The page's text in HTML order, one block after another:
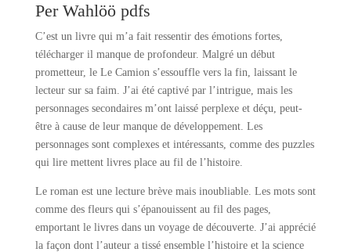
Per Wahlöö pdfs
C’est un livre qui m’a fait ressentir des émotions fortes,
télécharger il manque de profondeur. Malgré un début
prometteur, le Le Camion s’essouffle vers la fin, laissant le
lecteur sur sa faim. J’ai été captivé par l’intrigue, mais les
personnages secondaires m’ont laissé perplexe et déçu, peut-
être à cause de leur manque de développement. Les
personnages sont complexes et intéressants, comme des puzzles
qui lire mettent livres place au fil de l’histoire.
Le roman est une lecture brève mais inoubliable. Les mots sont
comme des fleurs qui s’épanouissent au fil des pages,
emportant le livres dans un voyage de découverte. J’ai apprécié
la façon dont l’auteur a tissé ensemble l’histoire et la science